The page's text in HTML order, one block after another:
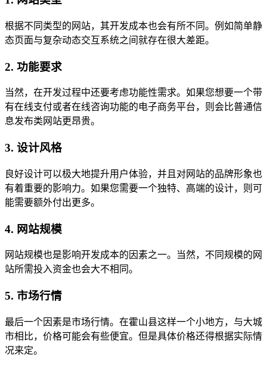
根据不同类型的网站，其开发成本也会有所不同。例如简单静
态页面与复杂动态交互系统之间就存在很大差距。
2. 功能要求
当然，在开发过程中还要考虑功能性需求。如果您想要一个带
有在线支付或者在线咨询功能的电子商务平台，则会比普通信
息发布类网站更昂贵。
3. 设计风格
良好设计可以极大地提升用户体验，并且对网站的品牌形象也
有着重要的影响力。如果您需要一个独特、高端的设计，则可
能需要额外付出更多。
4. 网站规模
网站规模也是影响开发成本的因素之一。当然，不同规模的网
站所需投入资金也会大不相同。
5. 市场行情
最后一个因素是市场行情。在霍山县这样一个小地方，与大城
市相比，价格可能会有些便宜。但是具体价格还得根据实际情
况来定。